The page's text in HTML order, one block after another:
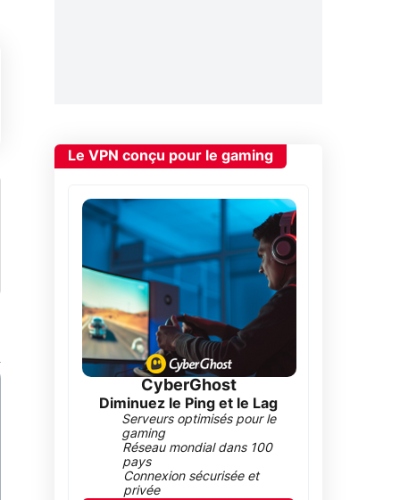
Le VPN conçu pour le gaming
CyberGhost
Diminuez le Ping et le Lag
Serveurs optimisés pour le
gaming
Réseau mondial dans 100
pays
Connexion sécurisée et
privée